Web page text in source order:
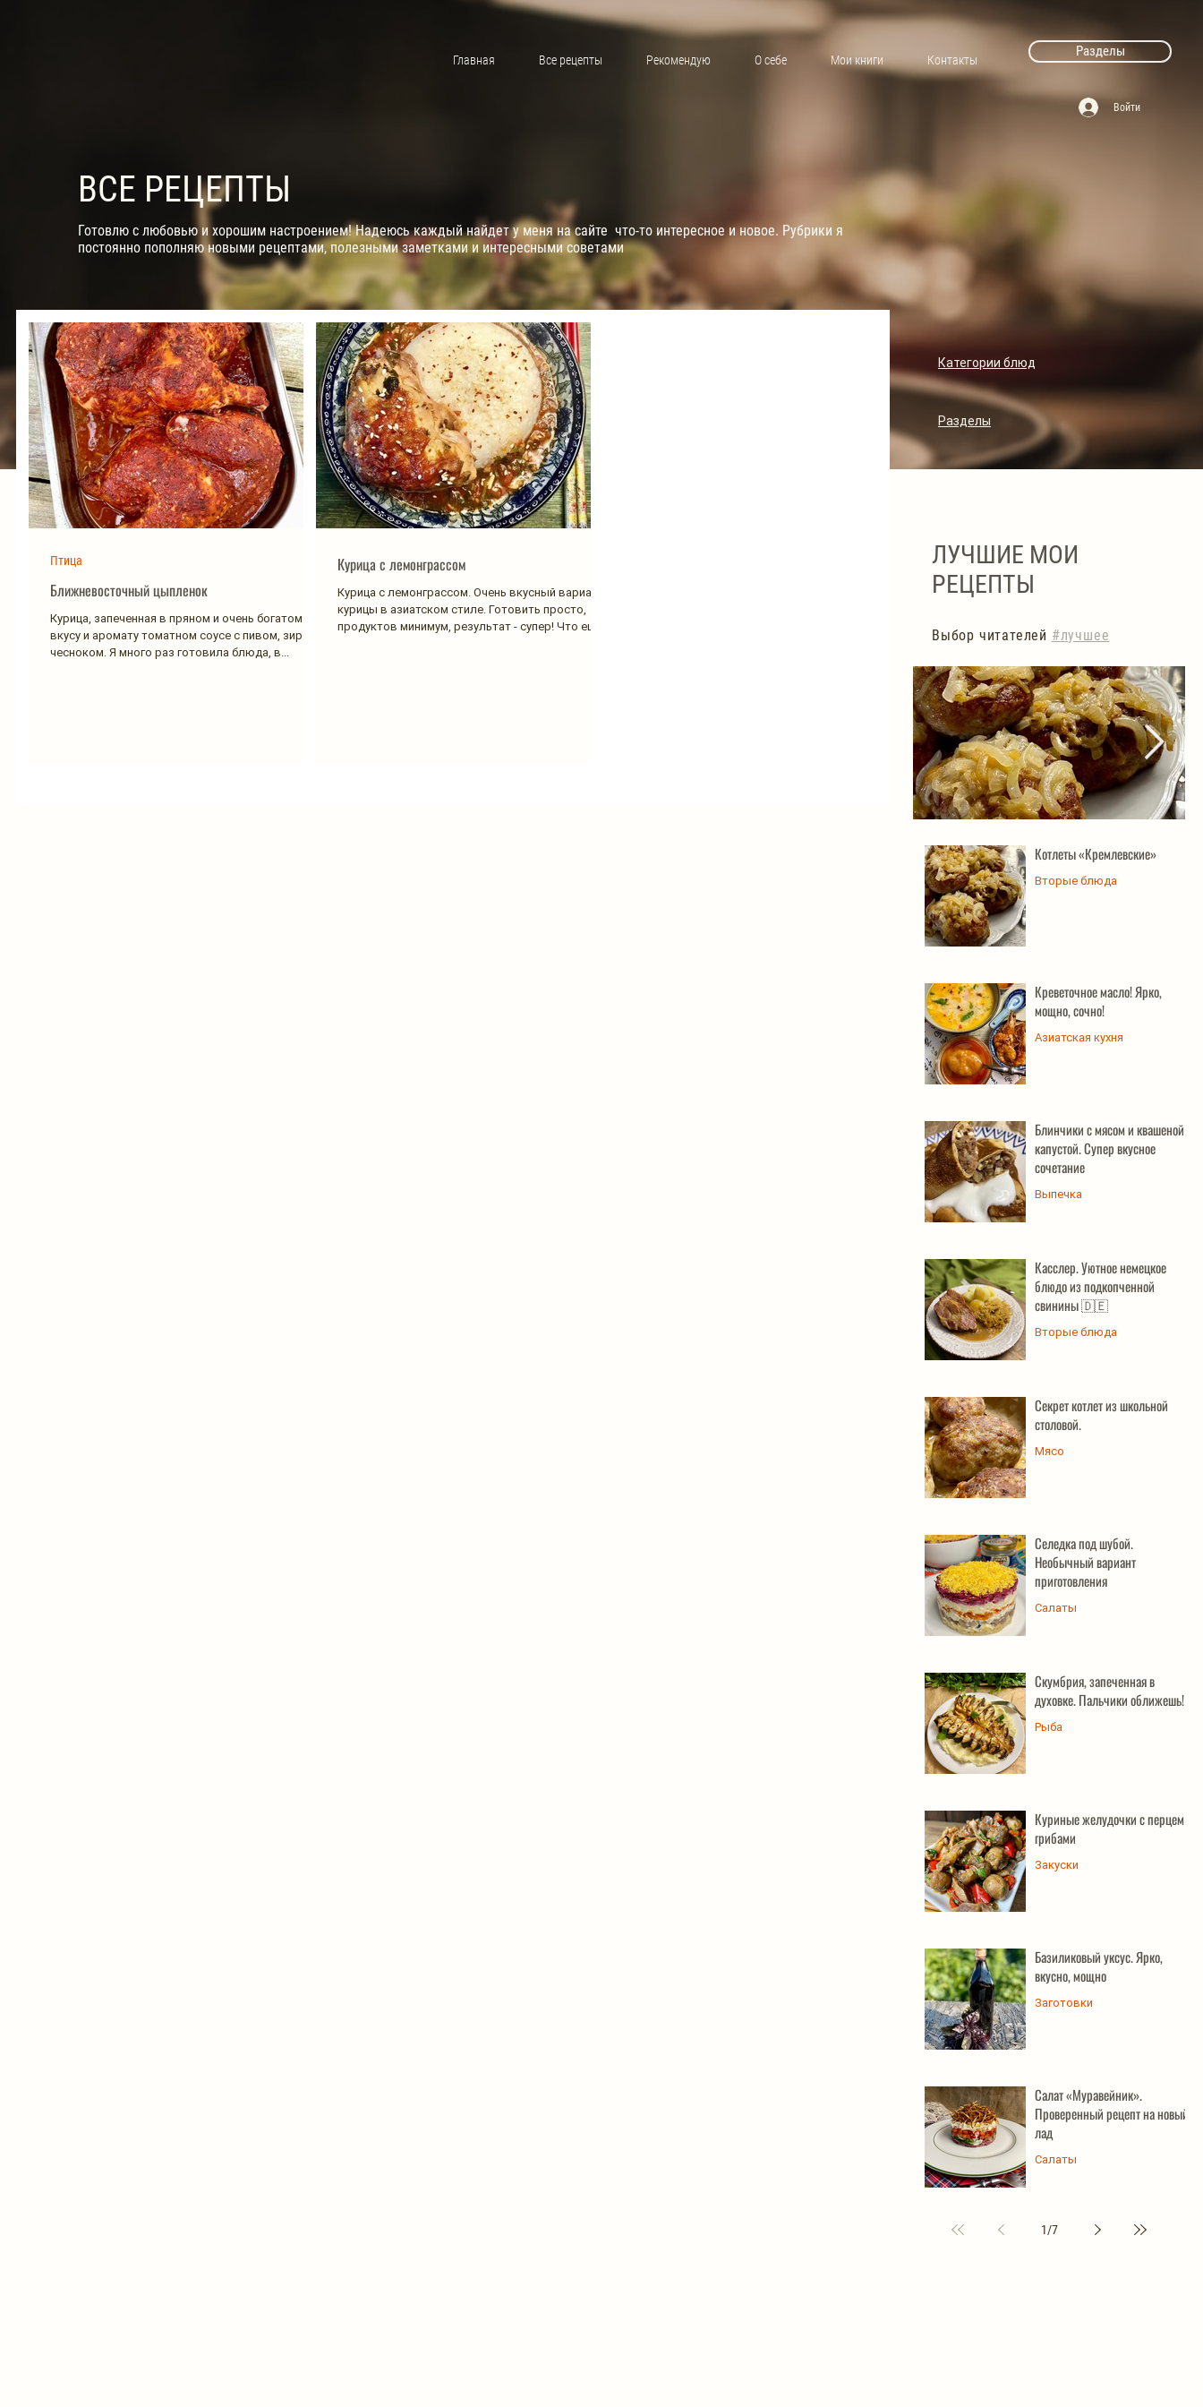
Главная Все рецепты Рекомендую О себе Мои книги Контакты
Разделы
Войти
ВСЕ РЕЦЕПТЫ
Готовлю с любовью и хорошим настроением! Надеюсь каждый найдет у меня на сайте что-то интересное и новое. Рубрики я
постоянно пополняю новыми рецептами, полезными заметками и интересными советами
Категории блюд
Разделы
Ближневосточный цыпленок
Курица, запеченная в пряном и очень богатом по
вкусу и аромату томатном соусе с пивом, зирой и
чесноком. Я много раз готовила блюда, в...
Птица Курица с лемонграссом
Курица с лемонграссом. Очень вкусный вариант
курицы в азиатском стиле. Готовить просто,
продуктов минимум, результат - супер! Что еще...
ЛУЧШИЕ МОИ
РЕЦЕПТЫ
Выбор читателей #лучшее
Котлеты «Кремлевские»
Котлеты «Кремлевские»
Вторые блюда
Креветочное масло! Ярко,
мощно, сочно!
Азиатская кухня
Блинчики с мясом и квашеной
капустой. Супер вкусное
сочетание
Выпечка
Касслер. Уютное немецкое
блюдо из подкопченной
свинины 🇩🇪
Вторые блюда
Секрет котлет из школьной
столовой.
Мясо
Селедка под шубой.
Необычный вариант
приготовления
Салаты
Скумбрия, запеченная в
духовке. Пальчики оближешь!
Рыба
Куриные желудочки с перцем и
грибами
Закуски
Базиликовый уксус. Ярко,
вкусно, мощно
Заготовки
Салат «Муравейник».
Проверенный рецепт на новый
лад
Салаты
1/7